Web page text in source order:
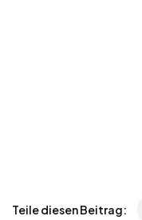
Teile diesen Beitrag: